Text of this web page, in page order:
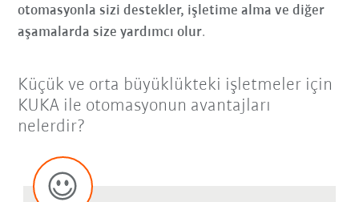
otomasyonla sizi destekler, işletime alma ve diğer
aşamalarda size yardımcı olur.
Küçük ve orta büyüklükteki işletmeler için
KUKA ile otomasyonun avantajları
nelerdir?